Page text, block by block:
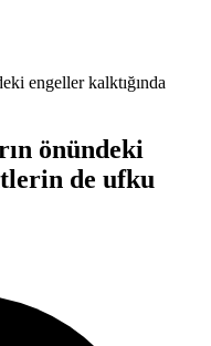
engeller kalktığında
önündeki
de ufku